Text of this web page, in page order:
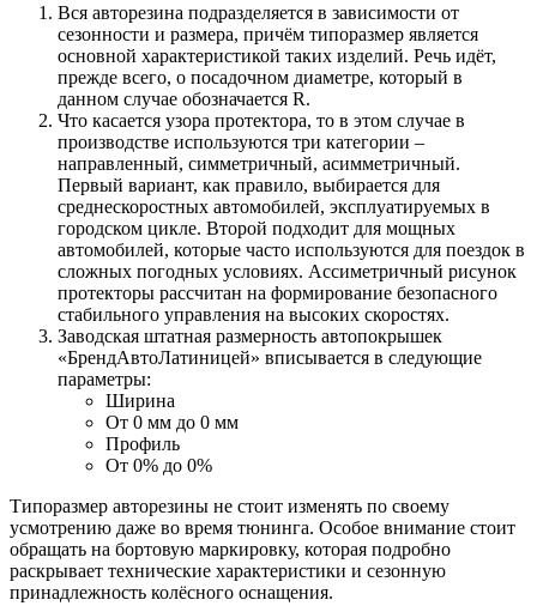
Вся авторезина подразделяется в зависимости от
сезонности и размера, причём типоразмер является
основной характеристикой таких изделий. Речь идёт,
прежде всего, о посадочном диаметре, который в
данном случае обозначается R.
Что касается узора протектора, то в этом случае в
производстве используются три категории –
направленный, симметричный, асимметричный.
Первый вариант, как правило, выбирается для
среднескоростных автомобилей, эксплуатируемых в
городском цикле. Второй подходит для мощных
автомобилей, которые часто используются для поездок в
сложных погодных условиях. Ассиметричный рисунок
протекторы рассчитан на формирование безопасного
стабильного управления на высоких скоростях.
Заводская штатная размерность автопокрышек
«БрендАвтоЛатиницей» вписывается в следующие
параметры:
Ширина
От 0 мм до 0 мм
Профиль
От 0% до 0%
Типоразмер авторезины не стоит изменять по своему
усмотрению даже во время тюнинга. Особое внимание стоит
обращать на бортовую маркировку, которая подробно
раскрывает технические характеристики и сезонную
принадлежность колёсного оснащения.